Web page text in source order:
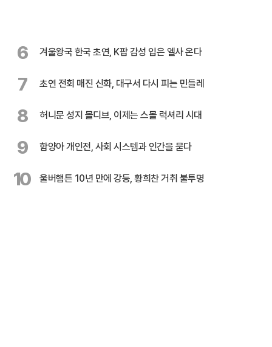
6 겨울왕국 한국 초연, K팝 감성 입은 엘사 온다
7 초연 전회 매진 신화, 대구서 다시 피는 민들레
8 허니문 성지 몰디브, 이제는 스몰 럭셔리 시대
9 함양아 개인전, 사회 시스템과 인간을 묻다
10 울버햄튼 10년 만에 강등, 황희찬 거취 불투명